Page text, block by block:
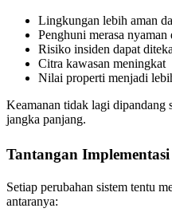
Lingkungan lebih aman
Penghuni merasa
Risiko insiden dapat
Citra kawasan meningkat
Nilai properti menjadi
Keamanan tidak lagi dipandang
jangka panjang.
Tantangan
Setiap perubahan sistem tentu
antaranya: